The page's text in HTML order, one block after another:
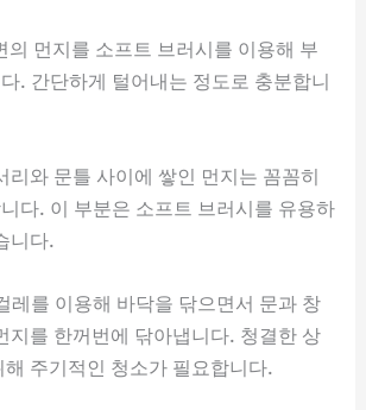
의 먼지를 소프트 브러시를 이용해 부
. 간단하게 털어내는 정도로 충분합니
리와 문틀 사이에 쌓인 먼지는 꼼꼼히
다. 이 부분은 소프트 브러시를 유용하
니다.
레를 이용해 바닥을 닦으면서 문과 창
지를 한꺼번에 닦아냅니다. 청결한 상
주기적인 청소가 필요합니다.